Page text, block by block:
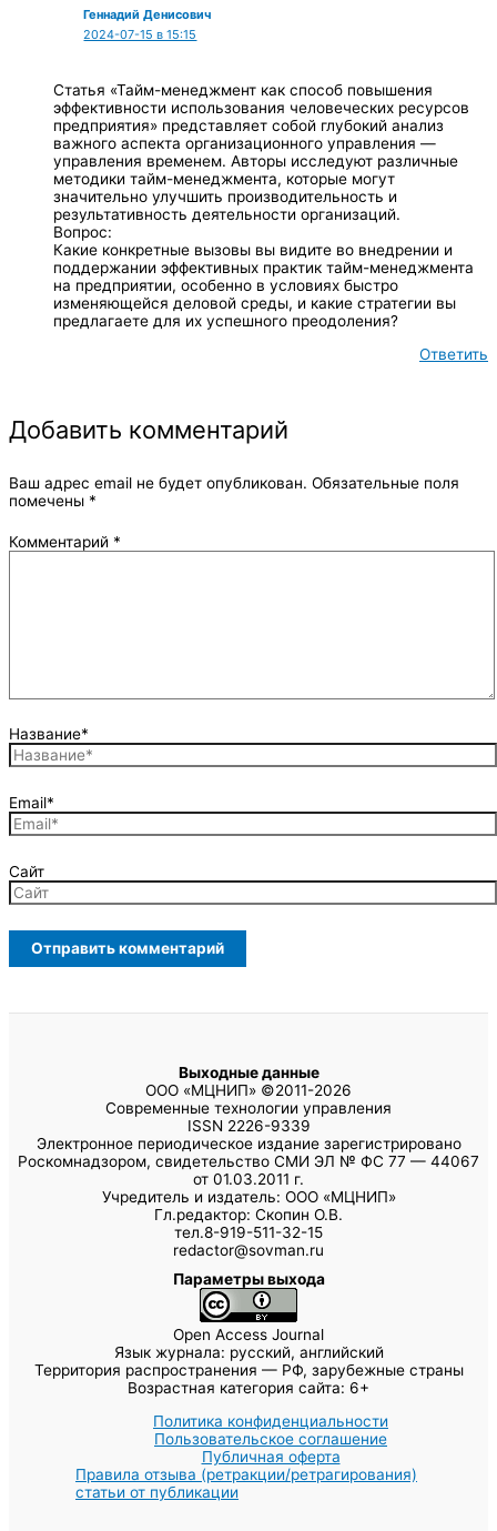
Геннадий Денисович
2024-07-15 в 15:15
Статья «Тайм-менеджмент как способ повышения
эффективности использования человеческих ресурсов
предприятия» представляет собой глубокий анализ
важного аспекта организационного управления —
управления временем. Авторы исследуют различные
методики тайм-менеджмента, которые могут
значительно улучшить производительность и
результативность деятельности организаций.
Вопрос:
Какие конкретные вызовы вы видите во внедрении и
поддержании эффективных практик тайм-менеджмента
на предприятии, особенно в условиях быстро
изменяющейся деловой среды, и какие стратегии вы
предлагаете для их успешного преодоления?
Ответить
Добавить комментарий
Ваш адрес email не будет опубликован. Обязательные поля
помечены *
Комментарий *
Название*
Email*
Сайт
Выходные данные
ООО «МЦНИП» ©2011-2026
Современные технологии управления
ISSN 2226-9339
Электронное периодическое издание зарегистрировано
Роскомнадзором, свидетельство СМИ ЭЛ № ФС 77 — 44067
от 01.03.2011 г.
Учредитель и издатель: ООО «МЦНИП»
Гл.редактор: Скопин О.В.
тел.8-919-511-32-15
redactor@sovman.ru
Параметры выхода
Open Access Journal
Язык журнала: русский, английский
Территория распространения — РФ, зарубежные страны
Возрастная категория сайта: 6+
Политика конфиденциальности
Пользовательское соглашение
Публичная оферта
Правила отзыва (ретракции/ретрагирования)
статьи от публикации